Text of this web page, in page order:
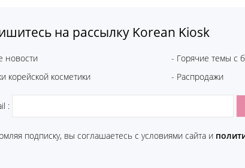
на рассылку Korean Kiosk
новости
- Горячие темы с
корейской косметики
- Распродажи
:
подписку, вы соглашаетесь c условиями сайта и